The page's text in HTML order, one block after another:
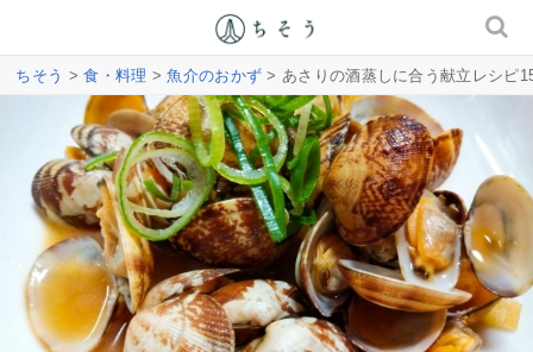
ちそう >食・料理 >魚介のおかず > あさりの酒蒸しに合う献立レシピ